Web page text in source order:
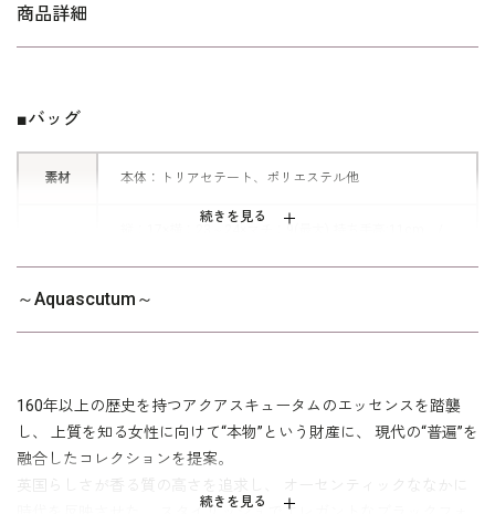
上部持ち手の金具は、シーズンテーマ
の馬具を意識して取り入れたアクセン
商品詳細
続きを見る
■バッグ
素材 本体：トリアセテート、ポリエステル他
撥水加工 / マグネット式開閉 / キャビネタイプ内ポ
～Aquascutum～
続きを見る
160年以上の歴史を持つアクアスキュータムのエッセンスを踏襲
し、 上質を知る女性に向けて“本物”という財産に、 現代の“普遍”を
融合したコレクションを提案。
英国らしさが香る質の高さを追求し、 オーセンティックななかに